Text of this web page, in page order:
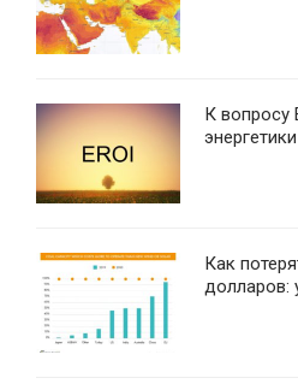
К вопросу
энергетики
Как
долларов: